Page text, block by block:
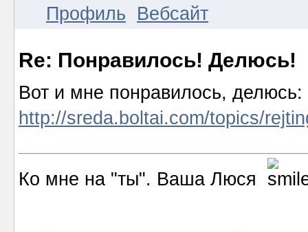
Профиль
Вебсайт
Re: Понравилось! Делюсь!
Вот и мне понравилось, делюсь:
http://sreda.boltai.com/topics/
Ко мне на "ты". Ваша Люся